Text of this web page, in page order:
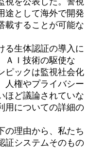
途として海外で開発
載することが可能な
生体認証の導入に
ＡＩ技術の駆使な
ピックは監視社会化
人権やプライバシー
ほど議論されていな
用についての詳細の
理由から、私たち
証システムそのもの